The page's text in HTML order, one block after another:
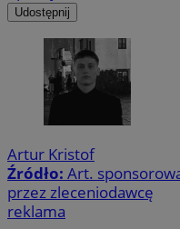
Udostępnij
Artur Kristof
Źródło: Art.
przez zleceniodawcę
reklama